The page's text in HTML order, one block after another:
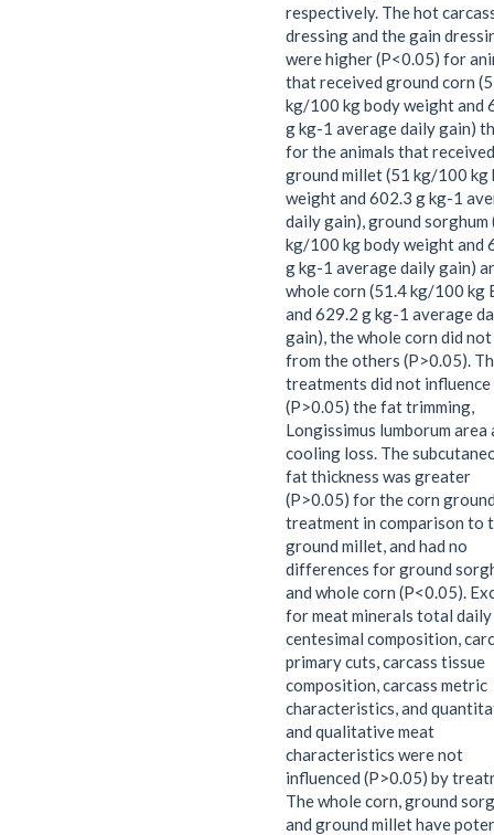
respectively. The hot
dressing and the gain
were higher (P<0.05) for
that received ground corn
kg/100 kg body weight and
g kg-1 average daily gain)
for the animals that received
ground millet (51 kg/100 kg
weight and 602.3 g kg-1
daily gain), ground sorghum
kg/100 kg body weight and
g kg-1 average daily gain)
whole corn (51.4 kg/100 kg
and 629.2 g kg-1 average
gain), the whole corn did
from the others (P>0.05).
treatments did not influence
(P>0.05) the fat trimming,
Longissimus lumborum area
cooling loss. The
fat thickness was greater
(P>0.05) for the corn
treatment in comparison to
ground millet, and had no
differences for ground
and whole corn (P<0.05).
for meat minerals total daily
centesimal composition,
primary cuts, carcass tissue
composition, carcass metric
characteristics, and
and qualitative meat
characteristics were not
influenced (P>0.05) by
The whole corn, ground
and ground millet have